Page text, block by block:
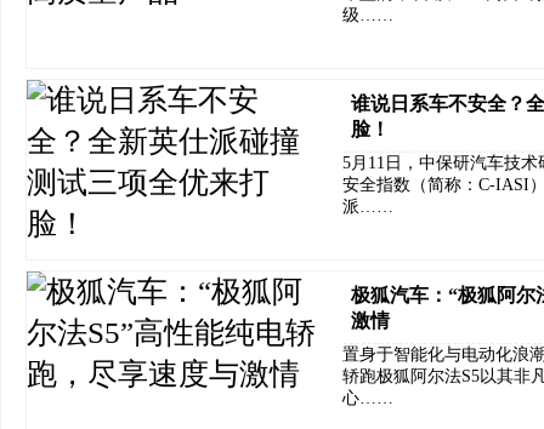
级……
谁说日系车不安全？
脸！
5月11日，中保研汽车技
安全指数（简称：C-IASI
派……
极狐汽车：“极狐阿尔
激情
置身于智能化与电动化浪
轿跑极狐阿尔法S5以其非
心……